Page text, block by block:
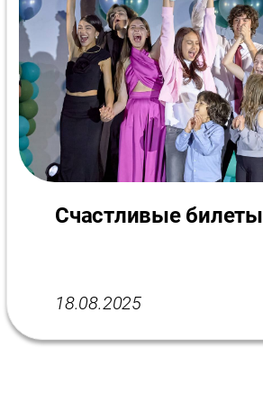
Счастливые билеты
18.08.2025